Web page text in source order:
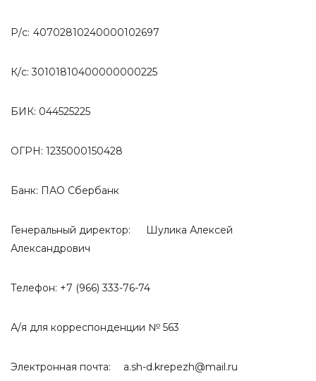
Р/с: 40702810240000102697
К/с: 30101810400000000225
БИК: 044525225
ОГРН: 1235000150428
Банк: ПАО Сбербанк
Генеральный директор:
Шулика Алексей
Александрович
Телефон: +7 (966) 333-76-74
А/я для корреспонденции № 563
Электронная почта: a.sh-d.krepezh@mail.ru